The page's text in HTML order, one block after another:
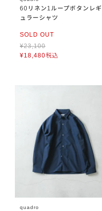
60リネン1ループボタンレギ
ュラーシャツ
SOLD OUT
¥23,100
¥18,480税込
quadro